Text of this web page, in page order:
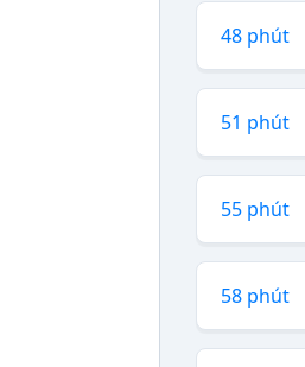
48 phút
51 phút
55 phút
58 phút